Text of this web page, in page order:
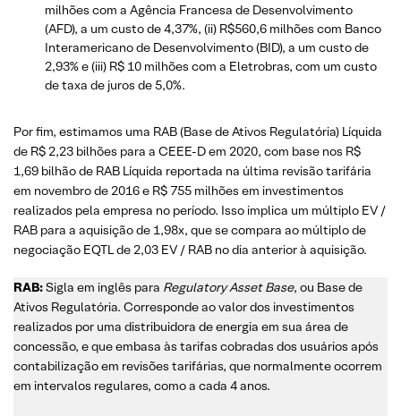
milhões com a Agência Francesa de Desenvolvimento
(AFD), a um custo de 4,37%, (ii) R$560,6 milhões com Banco
Interamericano de Desenvolvimento (BID), a um custo de
2,93% e (iii) R$ 10 milhões com a Eletrobras, com um custo
de taxa de juros de 5,0%.
Por fim, estimamos uma RAB (Base de Ativos Regulatória) Líquida
de R$ 2,23 bilhões para a CEEE-D em 2020, com base nos R$
1,69 bilhão de RAB Líquida reportada na última revisão tarifária
em novembro de 2016 e R$ 755 milhões em investimentos
realizados pela empresa no período. Isso implica um múltiplo EV /
RAB para a aquisição de 1,98x, que se compara ao múltiplo de
negociação EQTL de 2,03 EV / RAB no dia anterior à aquisição.
RAB:Sigla em inglês para Regulatory Asset Base, ou Base de
Ativos Regulatória. Corresponde ao valor dos investimentos
realizados por uma distribuidora de energia em sua área de
concessão, e que embasa às tarifas cobradas dos usuários após
contabilização em revisões tarifárias, que normalmente ocorrem
em intervalos regulares, como a cada 4 anos.